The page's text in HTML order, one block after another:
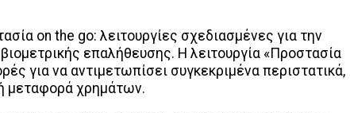
on the go: λειτουργίες σχεδιασμένες για την
επαλήθευσης. Η λειτουργία «Προστασία
για να αντιμετωπίσει συγκεκριμένα περιστατικά,
μεταφορά χρημάτων.